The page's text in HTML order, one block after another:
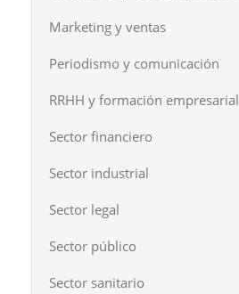
Marketing y ventas
Periodismo y comunicación
RRHH y formación empresarial
Sector financiero
Sector industrial
Sector legal
Sector público
Sector sanitario